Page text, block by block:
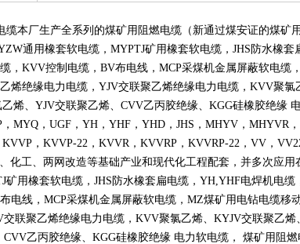
本厂生产全系列的煤矿用阻燃电缆（新通过煤安证的煤矿
通用橡套软电缆， MYPTJ矿用橡套软电缆， JHS 防水橡套
， KVV控制电缆， BV布电线， MCP采煤机金属屏蔽软电缆，
烯绝缘电力电缆， YJV交联聚乙烯绝缘电力电缆， KVV聚氯
烯、 YJV交联聚乙烯、 CVV乙丙胶绝缘、 KGG硅橡胶绝缘
， MYQ ， UGF ， YH ， YHF ， YHD ， JHS ， MHYV ， MHYVR，
KVVP ， KVVP-22 ， KVVR， KVVRP ， KVVRP-22 ， VV ，
化工、两网改造等基础产业和现代化工程配套，并多次应用
矿用橡套软电缆， JHS 防水橡套扁电缆， YH,YHF电焊机电缆
布电线， MCP采煤机金属屏蔽软电缆， MZ煤矿用电钻电缆移
交联聚乙烯绝缘电力电缆， KVV聚氯乙烯、 KYJV交联聚乙烯
CVV乙丙胶绝缘、 KGG硅橡胶绝缘 电力软电缆， 煤矿用阻燃